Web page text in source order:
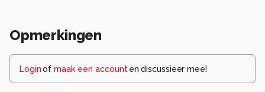
Opmerkingen
Loginof maak een account en discussieer mee!